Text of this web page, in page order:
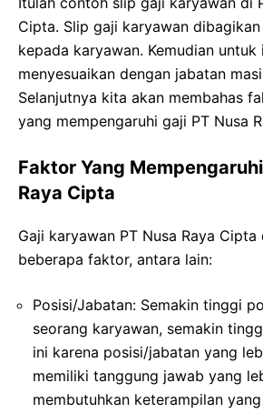
Cipta. Slip gaji karyawan
kepada karyawan. Kemudian
menyesuaikan dengan jabatan
Selanjutnya kita akan membahas
yang mempengaruhi gaji PT Nusa
Faktor Yang
Raya Cipta
Gaji karyawan PT Nusa Raya
beberapa faktor, antara lain:
Posisi/Jabatan: Semakin tinggi
seorang karyawan, semakin
ini karena posisi/jabatan yang
memiliki tanggung jawab yang
membutuhkan keterampilan